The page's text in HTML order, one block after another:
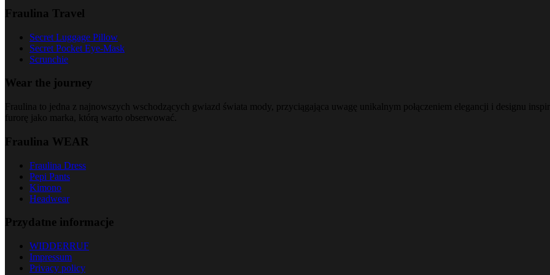
Fraulina Travel
Secret Luggage Pillow
Secret Pocket Eye-Mask
Scrunchie
Wear the journey
Fraulina to jedna z najnowszych wschodzących gwiazd świata mody, przyciągająca uwagę unikalnym połączeniem elegancji i designu
furorę jako marka, którą warto obserwować.
Fraulina WEAR
Fraulina Dress
Pepi Pants
Kimono
Headwear
Przydatne informacje
WIDDERRUF
Impressum
Privacy policy